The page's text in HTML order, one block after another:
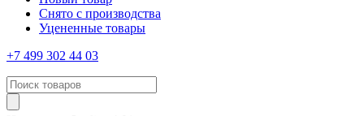
Снято с производства
Уцененные товары
+7 499 302 44 03